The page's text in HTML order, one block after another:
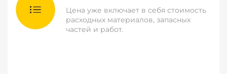
Цена уже включает в себя стоимость
расходных материалов, запасных
частей и работ.